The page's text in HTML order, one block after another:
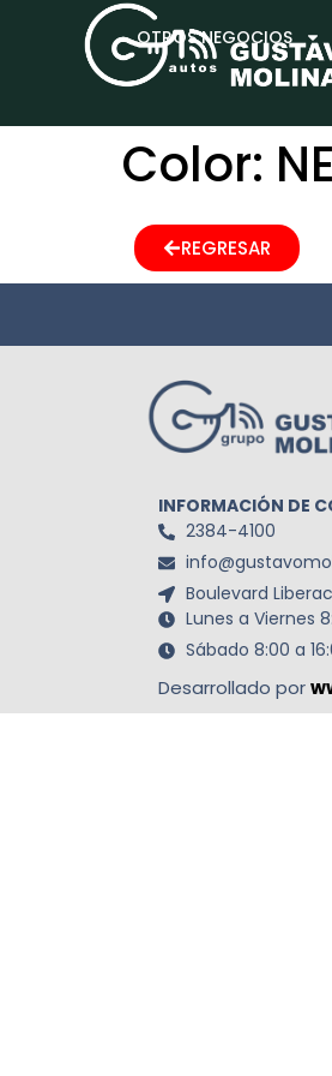
OTROS NEGOCIOS
Color:
REGRESAR
INFORMACIÓN DE
2384-4100
Boulevard
Lunes a Viernes
Sábado 8:00 a
Desarrollado por